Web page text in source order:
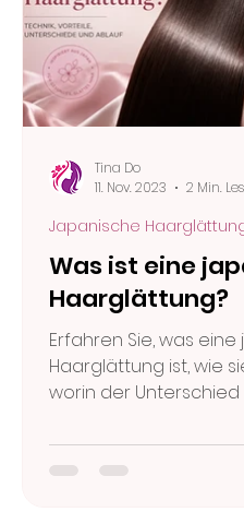
Was ist eine
Haarglättung?
Erfahren Sie, was
Haarglättung ist, wie
worin der Unterschied
lange das Ergebnis
Japanische
Tina Do
11. Nov. 2023
2 Min.